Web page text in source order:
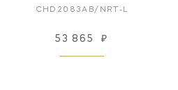
CHD2083AB/NRT-L
53 865 ₽